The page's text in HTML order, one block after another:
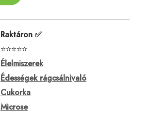
Raktáron ✅
⭐⭐⭐⭐⭐
Élelmiszerek
Édességek rágcsálnivaló
Cukorka
Microse